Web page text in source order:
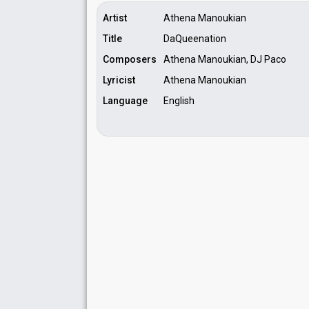
Artist
Athena Manoukian
Title
DaQueenation
Composers
Athena Manoukian, DJ Paco
Lyricist
Athena Manoukian
Language
English